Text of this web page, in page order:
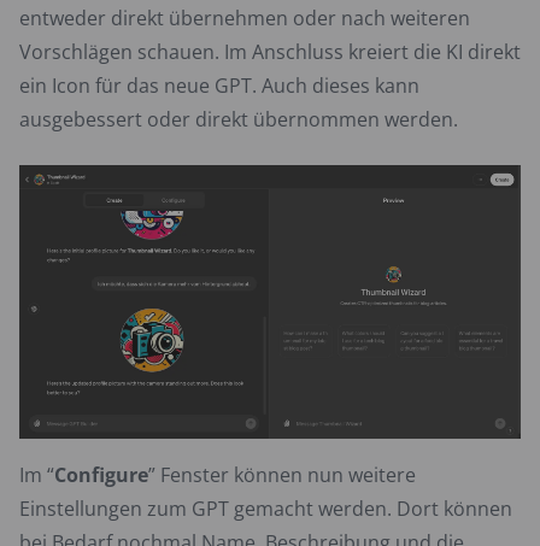
entweder direkt übernehmen oder nach weiteren
Vorschlägen schauen. Im Anschluss kreiert die KI direkt
ein Icon für das neue GPT. Auch dieses kann
ausgebessert oder direkt übernommen werden.
Im “Configure” Fenster können nun weitere
Einstellungen zum GPT gemacht werden. Dort können